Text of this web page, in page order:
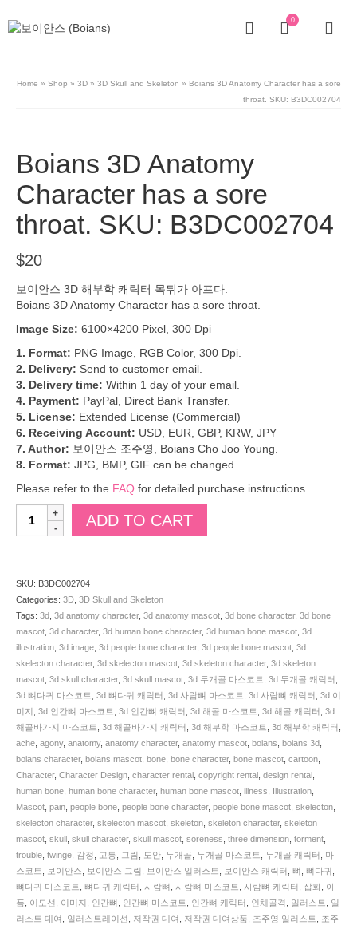
0
Home » Shop » 3D » 3D Skull and Skeleton » Boians 3D Anatomy Character has a sore
throat. SKU: B3DC002704
Boians 3D Anatomy
Character has a sore
throat. SKU: B3DC002704
$20
보이안스 3D 해부학 캐릭터 목뒤가 아프다.
Boians 3D Anatomy Character has a sore throat.
Image Size: 6100×4200 Pixel, 300 Dpi
1. Format: PNG Image, RGB Color, 300 Dpi.
2. Delivery: Send to customer email.
3. Delivery time: Within 1 day of your email.
4. Payment: PayPal, Direct Bank Transfer.
5. License: Extended License (Commercial)
6. Receiving Account: USD, EUR, GBP, KRW, JPY
7. Author: 보이안스 조주영, Boians Cho Joo Young.
8. Format: JPG, BMP, GIF can be changed.
Please refer to the FAQ for detailed purchase instructions.
Boians
3D
sore
throat.
B3DC002704
ADD TO CART
SKU: B3DC002704
Categories: 3D 3D Skull and Skeleton
Tags: 3d 3d anatomy character, 3d anatomy mascot 3d bone character, 3d bone
mascot 3d character, 3d human bone character, 3d human bone mascot 3d
illustration 3d image 3d people bone character, 3d people bone mascot 3d
skelecton character, 3d skelecton mascot 3d skeleton character, 3d skeleton
mascot 3d skull character, 3d skull mascot 3d 두개골 마스코트 3d 두개골 캐릭터
3d 뼈다귀 마스코트
3d 뼈다귀 캐릭터 3d 사람뼈 마스코트 3d 사람뼈 캐릭터
3d 이
미지
3d 인간뼈 마스코트 3d 인간뼈 캐릭터 3d 해골 마스코트 3d 해골 캐릭터
3d
해골바가지 마스코트
3d 해골바가지 캐릭터 3d 해부학 마스코트 3d 해부학 캐릭터
ache agony, anatomy, anatomy character, anatomy mascot boians boians 3d
boians character, boians mascot bone bone character, bone mascot cartoon
Character, Character Design character rental copyright rental design rental
human bone human bone character, human bone mascot illness Illustration
Mascot pain people bone people bone character, people bone mascot skelecton
skelecton character, skelecton mascot skeleton skeleton character, skeleton
mascot skull skull character, skull mascot soreness three dimension torment
trouble twinge 감정 고통 그림 도안 두개골 두개골 마스코트 두개골 캐릭터
마
스코트
보이안스 보이안스 그림 보이안스 일러스트 보이안스 캐릭터 뼈 뼈다귀
뼈다귀 마스코트
뼈다귀 캐릭터 사람뼈 사람뼈 마스코트 사람뼈 캐릭터 삽화 아
픔
이모션 이미지 인간뼈 인간뼈 마스코트 인간뼈 캐릭터 인체골격 일러스트
일
러스트 대여
일러스트레이션 저작권 대여 저작권 대여상품 조주영 일러스트
조주